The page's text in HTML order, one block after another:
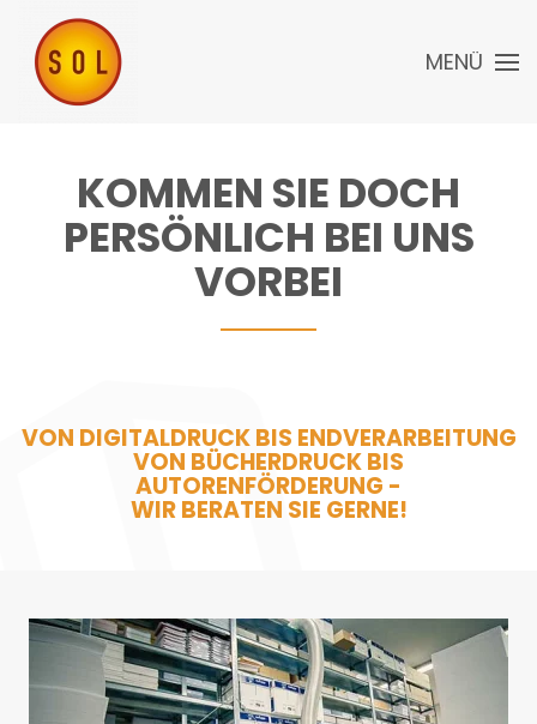
MENÜ
KOMMEN SIE DOCH
PERSÖNLICH BEI UNS
VORBEI
VON DIGITALDRUCK BIS ENDVERARBEITUNG
VON BÜCHERDRUCK BIS
AUTORENFÖRDERUNG -
WIR BERATEN SIE GERNE!